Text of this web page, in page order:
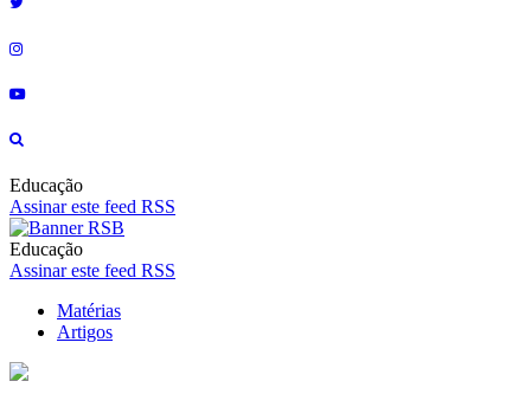
Educação
Assinar este feed RSS
Educação
Assinar este feed RSS
Matérias
Artigos